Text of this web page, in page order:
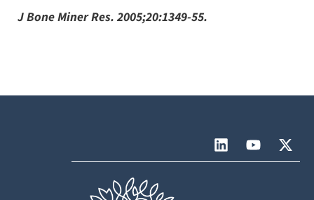
J Bone Miner Res. 2005;20:1349-55.